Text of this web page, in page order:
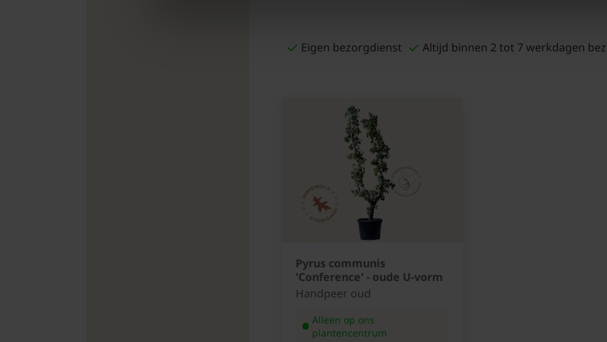
Eigen bezorgdienst Altijd binnen 2 tot 7 werkdagen
Pyrus communis
'Conference' - oude U-vorm
Handpeer oud
Alleen op ons
plantencentrum